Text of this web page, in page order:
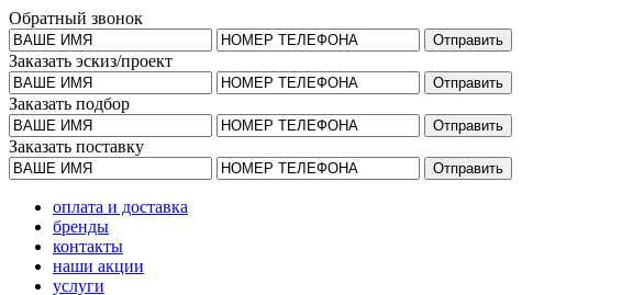
Обратный звонок
Заказать эскиз/проект
Заказать подбор
Заказать поставку
оплата и доставка
бренды
контакты
наши акции
услуги